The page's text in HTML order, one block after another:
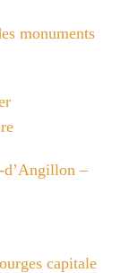
monuments
d’Angillon –
capitale